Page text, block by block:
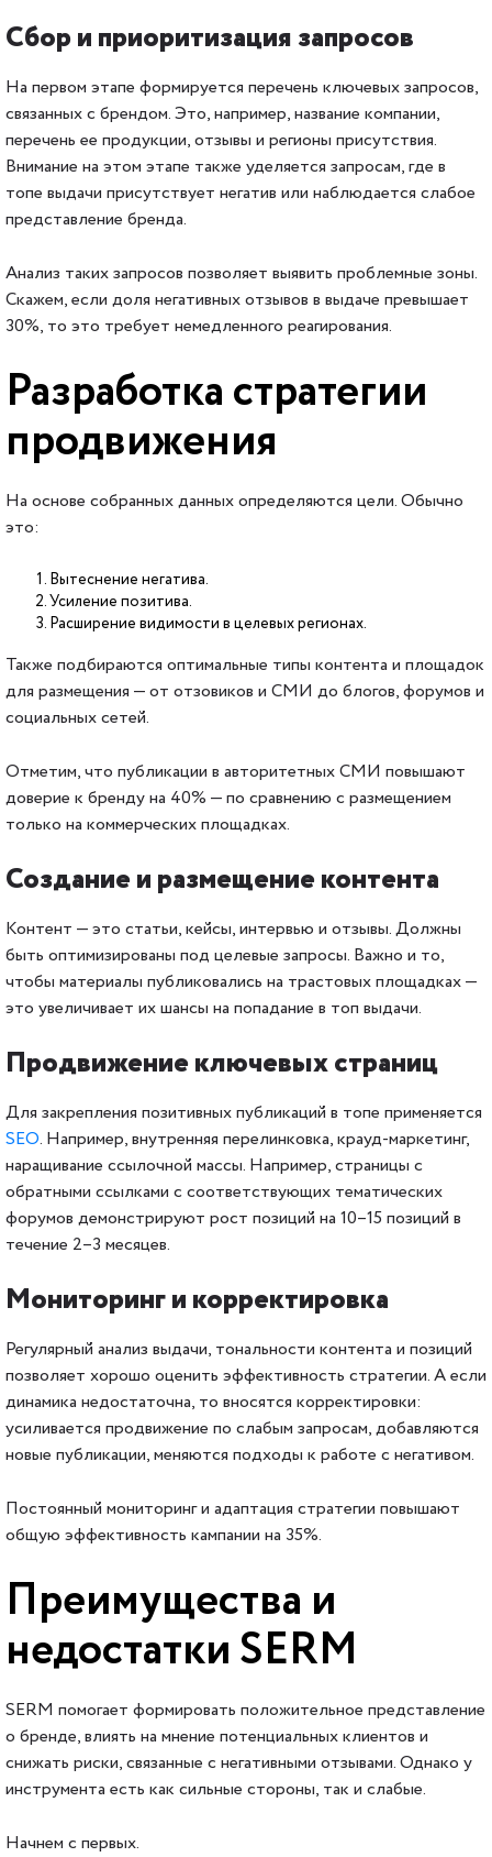
Сбор и приоритизация запросов
На первом этапе формируется перечень ключевых запросов,
связанных с брендом. Это, например, название компании,
перечень ее продукции, отзывы и регионы присутствия.
Внимание на этом этапе также уделяется запросам, где в
топе выдачи присутствует негатив или наблюдается слабое
представление бренда.
Анализ таких запросов позволяет выявить проблемные зоны.
Скажем, если доля негативных отзывов в выдаче превышает
30%, то это требует немедленного реагирования.
Разработка стратегии
продвижения
На основе собранных данных определяются цели. Обычно
это:
Вытеснение негатива.
Усиление позитива.
Расширение видимости в целевых регионах.
Также подбираются оптимальные типы контента и площадок
для размещения — от отзовиков и СМИ до блогов, форумов и
социальных сетей.
Отметим, что публикации в авторитетных СМИ повышают
доверие к бренду на 40% — по сравнению с размещением
только на коммерческих площадках.
Создание и размещение контента
Контент — это статьи, кейсы, интервью и отзывы. Должны
быть оптимизированы под целевые запросы. Важно и то,
чтобы материалы публиковались на трастовых площадках —
это увеличивает их шансы на попадание в топ выдачи.
Продвижение ключевых страниц
Для закрепления позитивных публикаций в топе применяется
SEO. Например, внутренняя перелинковка, крауд-маркетинг,
наращивание ссылочной массы. Например, страницы с
обратными ссылками с соответствующих тематических
форумов демонстрируют рост позиций на 10–15 позиций в
течение 2–3 месяцев.
Мониторинг и корректировка
Регулярный анализ выдачи, тональности контента и позиций
позволяет хорошо оценить эффективность стратегии. А если
динамика недостаточна, то вносятся корректировки:
усиливается продвижение по слабым запросам, добавляются
новые публикации, меняются подходы к работе с негативом.
Постоянный мониторинг и адаптация стратегии повышают
общую эффективность кампании на 35%.
Преимущества и
недостатки SERM
SERM помогает формировать положительное представление
о бренде, влиять на мнение потенциальных клиентов и
снижать риски, связанные с негативными отзывами. Однако у
инструмента есть как сильные стороны, так и слабые.
Начнем с первых.